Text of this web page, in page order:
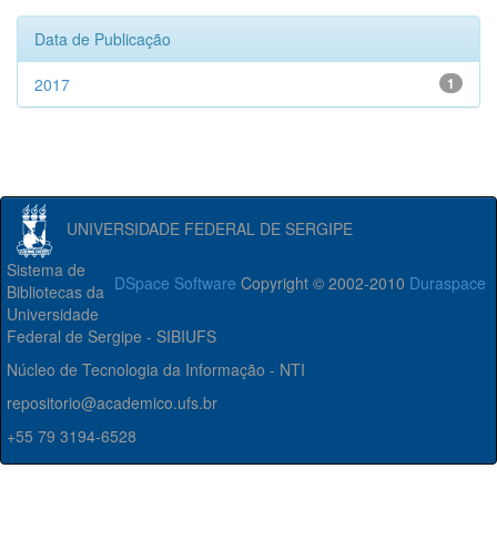
Data de Publicação
1
2017
UNIVERSIDADE FEDERAL DE SERGIPE
DSpace Software Copyright © 2002-2010 Duraspace
Sistema de
Bibliotecas da
Universidade
Federal de Sergipe - SIBIUFS
Núcleo de Tecnologia da Informação - NTI
repositorio@academico.ufs.br
+55 79 3194-6528